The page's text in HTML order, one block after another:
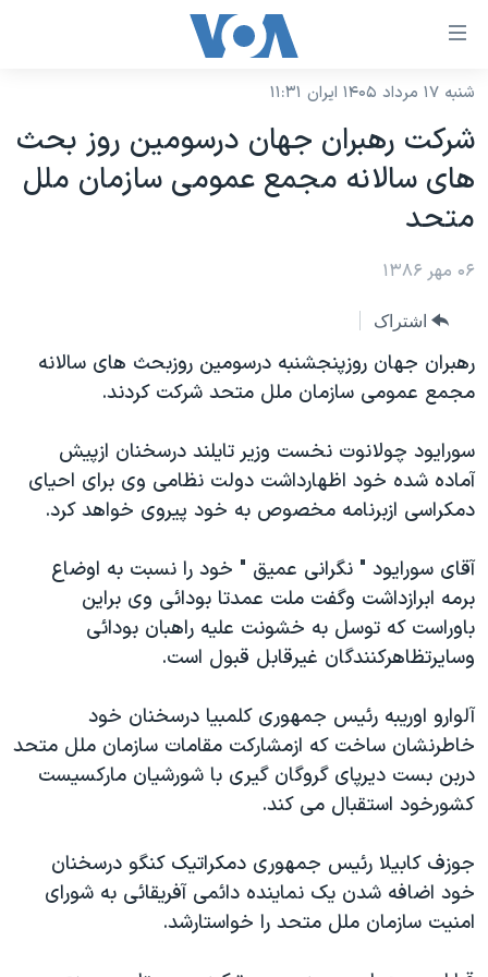
لینکهای
دسترسی
جهش
محتوای
اصلی
به
صفحه
جهش
به
نسخه سبک وب‌سایت
موضوع ها
آمریکا
جهان
ورزشی
گزیده‌ها
ویدیوها
فرهنگ و زندگی
اقتصادی
علم و فناوری
اسرائیل در جنگ
گالری عکس
آرشیو پخش زنده
برنامه های تلویزیونی
جدول برنامه ها
صفحه‌های ویژه
جام جهانی ۲۰۲۶
عملیات خشم حماسی
بایگانی برنامه‌های تلویزیونی
مستندها
حمله جمهوری اسلامی به اسرائیل
رمز مهسا
ورزش زنان در ایران
اعتراضات زن، زندگی، آزادی
مجموعه مستندهای دادخواهی
تریبونال مردمی آبان ۹۸
چهل سال گروگان‌گیری
قانون شفافیت دارائی کادر رهبری ایران
فرکانس‌های صدای آمریکا
پخش رادیویی
یادگیری زبان انگلیسی
دنبال کنید
زبانهای مختلف
شنبه ۱۷ مرداد ۱۴۰۵ ایران ۱۱:۳۱
شرکت رهبران جهان درسومین روز بحث
های سالانه مجمع عمومی سازمان ملل
متحد
۰۶ مهر ۱۳۸۶
اشتراک
رهبران جهان روزپنجشنبه درسومین روزبحث های سالانه
مجمع عمومی سازمان ملل متحد شرکت کردند.
سورایود چولانوت نخست وزیر تایلند درسخنان ازپیش
آماده شده خود اظهارداشت دولت نظامی وی برای احیای
دمکراسی ازبرنامه مخصوص به خود پیروی خواهد کرد.
آقای سورایود " نگرانی عمیق " خود را نسبت به اوضاع
برمه ابرازداشت وگفت ملت عمدتا بودائی وی براین
باوراست که توسل به خشونت علیه راهبان بودائی
وسایرتظاهرکنندگان غیرقابل قبول است.
آلوارو اوریبه رئیس جمهوری کلمبیا درسخنان خود
خاطرنشان ساخت که ازمشارکت مقامات سازمان ملل متحد
دربن بست دیرپای گروگان گیری با شورشیان مارکسیست
کشورخود استقبال می کند.
جوزف کابیلا رئیس جمهوری دمکراتیک کنگو درسخنان
خود اضافه شدن یک نماینده دائمی آفریقائی به شورای
امنیت سازمان ملل متحد را خواستارشد.